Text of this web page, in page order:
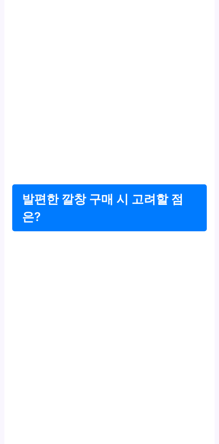
발편한 깔창 구매 시 고려할 점
은?